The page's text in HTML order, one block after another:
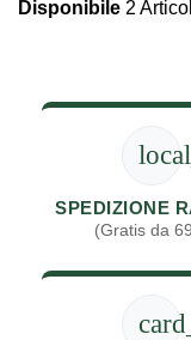
Disponibile 2
SPEDIZIONE
(Gratis da